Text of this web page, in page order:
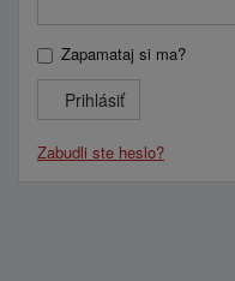
Zapamataj si ma?
Prihlásiť
Zabudli ste heslo?